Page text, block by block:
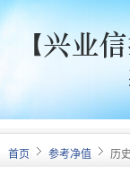
首页 参考净值 历